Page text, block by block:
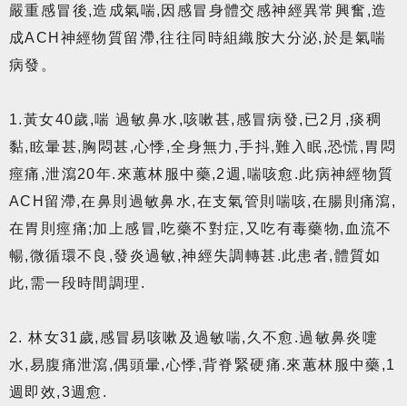
嚴重感冒後,造成氣喘,因感冒身體交感神經異常興奮,造
成ACH神經物質留滯,往往同時組織胺大分泌,於是氣喘
病發。
1.黃女40歲,喘 過敏鼻水,咳嗽甚,感冒病發,已2月,痰稠
黏,眩暈甚,胸悶甚,心悸,全身無力,手抖,難入眠,恐慌,胃悶
痙痛,泄瀉20年.來蕙林服中藥,2週,喘咳愈.此病神經物質
ACH留滯,在鼻則過敏鼻水,在支氣管則喘咳,在腸則痛瀉,
在胃則痙痛;加上感冒,吃藥不對症,又吃有毒藥物,血流不
暢,微循環不良,發炎過敏,神經失調轉甚.此患者,體質如
此,需一段時間調理.
2. 林女31歲,感冒易咳嗽及過敏喘,久不愈.過敏鼻炎嚏
水,易腹痛泄瀉,偶頭暈,心悸,背脊緊硬痛.來蕙林服中藥,1
週即效,3週愈.